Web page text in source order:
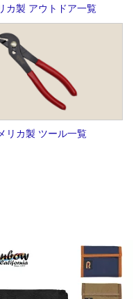
カ製 アウトドア一覧
リカ製 ツール一覧